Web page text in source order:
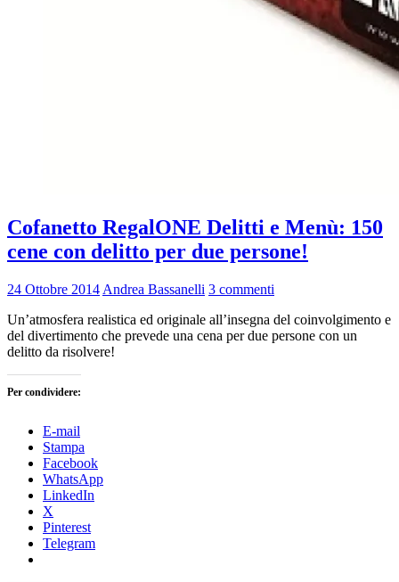
Cofanetto RegalONE Delitti e Menù: 150
cene con delitto per due persone!
24 Ottobre 2014 Andrea Bassanelli 3 commenti
Un’atmosfera realistica ed originale all’insegna del coinvolgimento e
del divertimento che prevede una cena per due persone con un
delitto da risolvere!
Per condividere:
E-mail
Stampa
Facebook
WhatsApp
LinkedIn
X
Pinterest
Telegram